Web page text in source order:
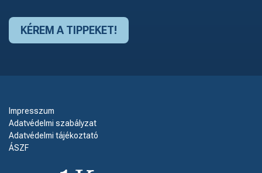
Impresszum
Adatvédelmi szabályzat
Adatvédelmi tájékoztató
ÁSZF